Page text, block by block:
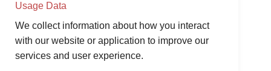
Usage Data
We collect information about how you interact
with our website or application to improve our
services and user experience.